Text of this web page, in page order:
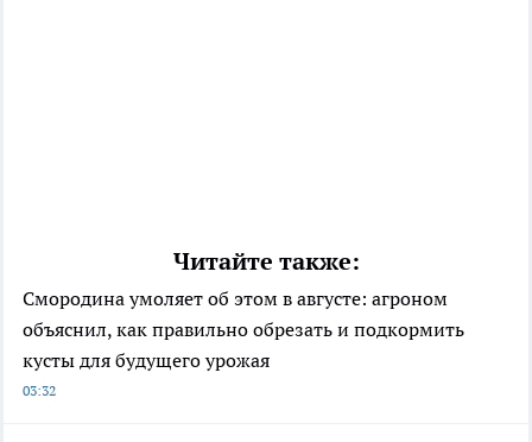
Читайте также:
Смородина умоляет об этом в августе: агроном
объяснил, как правильно обрезать и подкормить
кусты для будущего урожая
03:32